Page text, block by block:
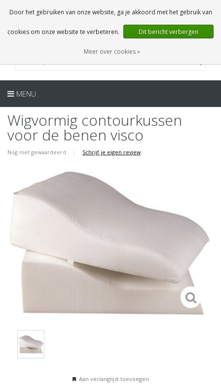
0 Artikelen
NL
MENU
Wigvormig contourkussen
voor de benen visco
Nog niet gewaardeerd | Schrijf je eigen review
Aan verlanglijst toevoegen
Door het gebruiken van onze website, ga je akkoord met het gebruik van
cookies om onze website te verbeteren. Dit bericht verbergen
Meer over cookies »